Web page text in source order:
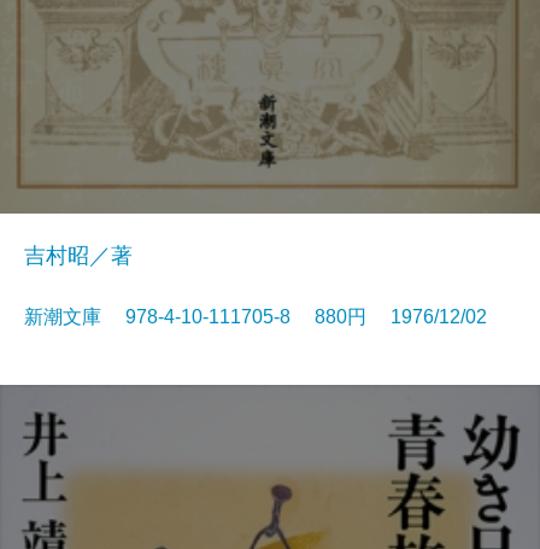
吉村昭／著
新潮文庫 978-4-10-111705-8 880円 1976/12/02